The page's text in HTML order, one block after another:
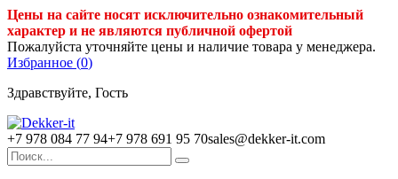
Цены на сайте носят исключительно ознакомительный
характер и не являются публичной офертой
Пожалуйста уточняйте цены и наличие товара у менеджера.
Избранное (0)
Здравствуйте, Гость
+7 978 084 77 94+7 978 691 95 70sales@dekker-it.com